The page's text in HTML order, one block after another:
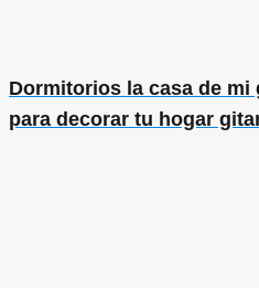
Dormitorios la casa de
para decorar tu hogar